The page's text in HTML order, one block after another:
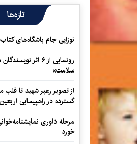
تازه‌ها
نوزایی جام باشگاه‌های
رونمایی از ۶ اثر
سلامت»
از تصویر رهبر شهید تا
گسترده در راهپیمایی اربعین
مرحله داوری
خورد